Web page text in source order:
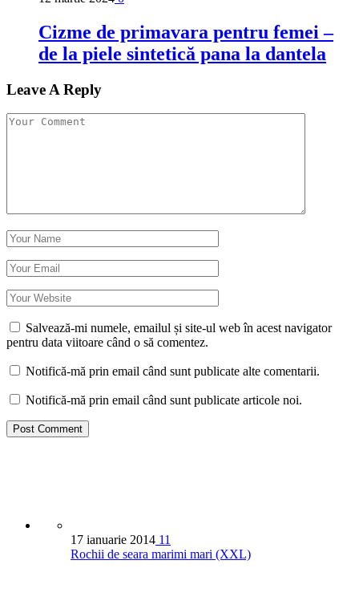
Cizme de primavara pentru femei –
de la piele sintetică pana la dantela
Leave A Reply
Salvează-mi numele, emailul și site-ul web în acest navigator
pentru data viitoare când o să comentez.
Notifică-mă prin email când sunt publicate alte comentarii.
Notifică-mă prin email când sunt publicate articole noi.
17 ianuarie 2014 11
Rochii de seara marimi mari (XXL)